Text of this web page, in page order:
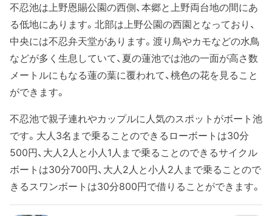
不忍池は上野恩賜公園の西側、本郷と上野両台地の間にあ
る低地にあります。北部は上野公園の西園となっており、
中央には不忍弁天堂があります。渡り鳥やカモなどの水鳥
などが多く生息していて、夏の蓮池では池の一面が高さ数
メートルにもなる蓮の葉に覆われて、桃色の花を見ること
ができます。
不忍池で親子連れやカップルに人気のスポットがボート池
です。大人3名まで乗ることのできるローボートは30分
500円、大人2人と小人1人まで乗ることのできるサイクル
ボートは30分700円、大人2人と小人2人まで乗ることので
きるスワンボートは30分800円で借りることができます。